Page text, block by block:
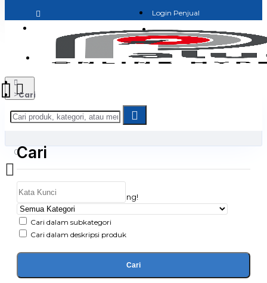
Login Penjual
Jadi Penjual
0
Daftar belanja Anda kosong!
Cari
Cari
Cari dalam subkategori
Cari dalam deskripsi produk
Cari